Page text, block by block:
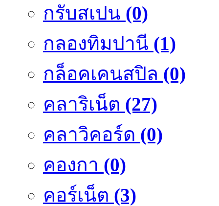
กรับสเปน (0)
กลองทิมปานี (1)
กล็อคเคนสปิล (0)
คลาริเน็ต (27)
คลาวิคอร์ด (0)
คองกา (0)
คอร์เน็ต (3)